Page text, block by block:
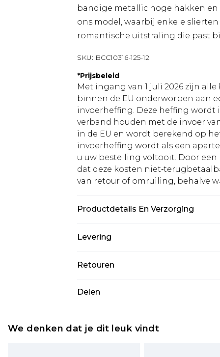
bandige metallic hoge hakken en
ons model, waarbij enkele
romantische uitstraling die past
SKU: BCC10316-125-12
*Prijsbeleid
Met ingang van 1 juli 2026 zijn
binnen de EU onderworpen aan
invoerheffing. Deze heffing
verband houden met de invoer
in de EU en wordt berekend op
invoerheffing wordt als een
u uw bestelling voltooit. Door
dat deze kosten
van retour of omruiling, behalve
Productdetails En Verzorging
– Alleen koud handwas. Model
Levering
Standaardlevering Nederland
Expressdienst Nederland
Retouren
wordt gebracht op uw
Delen
We denken dat je dit leuk vindt